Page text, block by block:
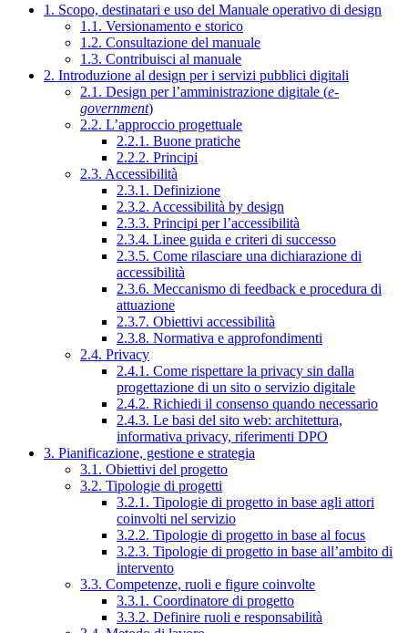
1. Scopo, destinatari e uso del Manuale operativo di design
1.1. Versionamento e storico
1.2. Consultazione del manuale
1.3. Contribuisci al manuale
2. Introduzione al design per i servizi pubblici digitali
2.1. Design per l’amministrazione digitale (e-
government)
2.2. L’approccio progettuale
2.2.1. Buone pratiche
2.2.2. Principi
2.3. Accessibilità
2.3.1. Definizione
2.3.2. Accessibilità by design
2.3.3. Principi per l’accessibilità
2.3.4. Linee guida e criteri di successo
2.3.5. Come rilasciare una dichiarazione di
accessibilità
2.3.6. Meccanismo di feedback e procedura di
attuazione
2.3.7. Obiettivi accessibilità
2.3.8. Normativa e approfondimenti
2.4. Privacy
2.4.1. Come rispettare la privacy sin dalla
progettazione di un sito o servizio digitale
2.4.2. Richiedi il consenso quando necessario
2.4.3. Le basi del sito web: architettura,
informativa privacy, riferimenti DPO
3. Pianificazione, gestione e strategia
3.1. Obiettivi del progetto
3.2. Tipologie di progetti
3.2.1. Tipologie di progetto in base agli attori
coinvolti nel servizio
3.2.2. Tipologie di progetto in base al focus
3.2.3. Tipologie di progetto in base all’ambito di
intervento
3.3. Competenze, ruoli e figure coinvolte
3.3.1. Coordinatore di progetto
3.3.2. Definire ruoli e responsabilità